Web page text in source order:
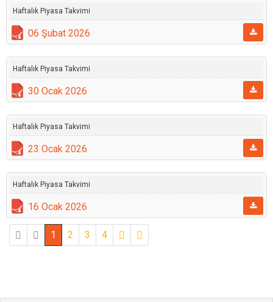
Haftalık Piyasa Takvimi
06 Şubat 2026
Haftalık Piyasa Takvimi
30 Ocak 2026
Haftalık Piyasa Takvimi
23 Ocak 2026
Haftalık Piyasa Takvimi
16 Ocak 2026
1 2 3 4